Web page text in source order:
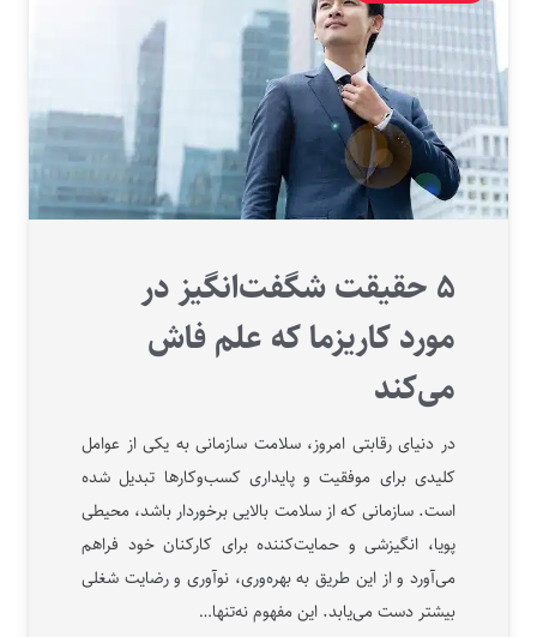
۵ حقیقت شگفت‌انگیز در
مورد کاریزما که علم فاش
می‌کند
در دنیای رقابتی امروز، سلامت سازمانی به یکی از عوامل
کلیدی برای موفقیت و پایداری کسب‌وکارها تبدیل شده
است. سازمانی که از سلامت بالایی برخوردار باشد، محیطی
پویا، انگیزشی و حمایت‌کننده برای کارکنان خود فراهم
می‌آورد و از این طریق به بهره‌وری، نوآوری و رضایت شغلی
بیشتر دست می‌یابد. این مفهوم نه‌تنها…